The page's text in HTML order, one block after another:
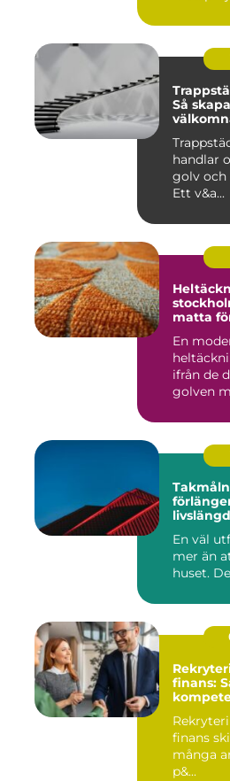
Så
handlar
golv och
Ett v&a...
stockholm så väljer
matta
En
ifrån de
golven
En väl
mer än
huset.
finans:
finans
många
p&...